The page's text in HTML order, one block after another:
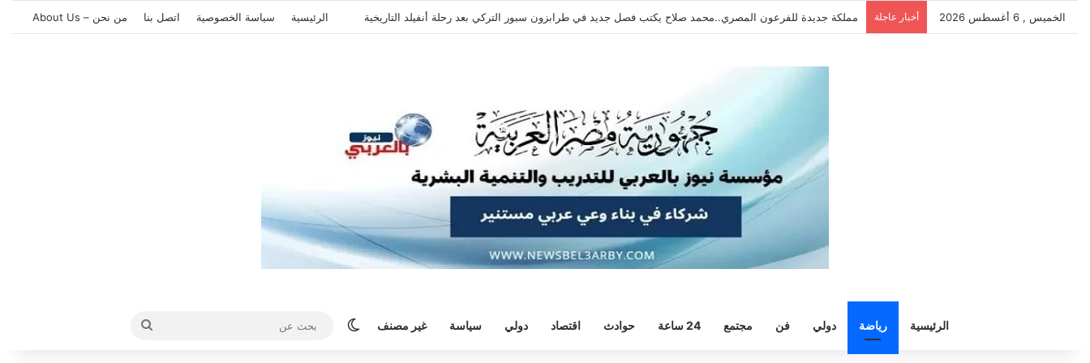
الخميس , 6 أغسطس 2026 أخبار عاجلة الأهلي ينهي استعداداته في القاهرة بسداسية أمام النجوم قبل السفر إلى إسبانيا الرئيسية سياسة الخصوصية اتصل بنا من نحن – About Us
الرئيسية رياضة دولي فن مجتمع 24 ساعة حوادث اقتصاد دولي سياسة غير مصنف الوضع المظلم
بحث